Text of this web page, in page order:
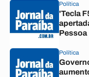
Política
'Tecla
Pessoa
Política